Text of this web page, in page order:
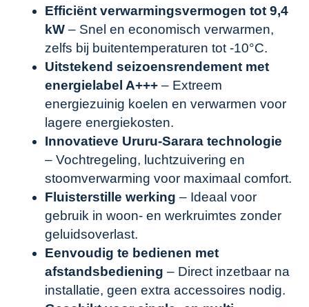
Efficiënt verwarmingsvermogen tot 9,4
kW – Snel en economisch verwarmen,
zelfs bij buitentemperaturen tot -10°C.
Uitstekend seizoensrendement met
energielabel A+++ – Extreem
energiezuinig koelen en verwarmen voor
lagere energiekosten.
Innovatieve Ururu-Sarara technologie
– Vochtregeling, luchtzuivering en
stoomverwarming voor maximaal comfort.
Fluisterstille werking – Ideaal voor
gebruik in woon- en werkruimtes zonder
geluidsoverlast.
Eenvoudig te bedienen met
afstandsbediening – Direct inzetbaar na
installatie, geen extra accessoires nodig.